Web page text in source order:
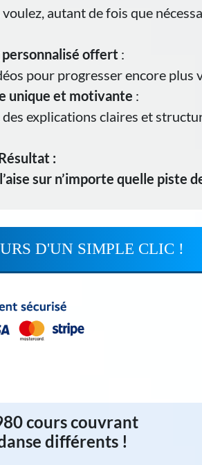
autant de fois que
personnalisé offert :
pour progresser encore plus
unique et motivante :
explications claires et
:
sur n’importe quelle piste
D'UN SIMPLE CLIC !
cours couvrant
différents !